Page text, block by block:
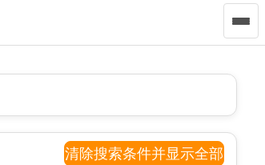
清除搜索条件并显示全部